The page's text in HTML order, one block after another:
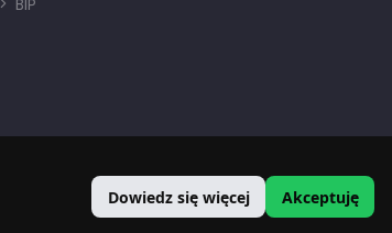
BIP
Dowiedz się więcej Akceptuję